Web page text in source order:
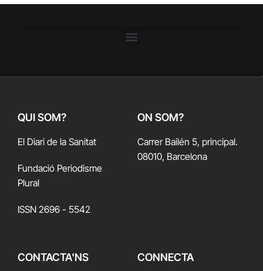
QUI SOM?
El Diari de la Sanitat
Fundació Periodisme
Plural
ISSN 2696 - 5542
ON SOM?
Carrer Bailén 5, principal.
08010, Barcelona
CONTACTA'NS CONNECTA